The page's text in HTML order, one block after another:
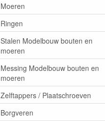
Moeren
Ringen
Stalen Modelbouw bouten en
moeren
Messing Modelbouw bouten en
moeren
Zelftappers / Plaatschroeven
Borgveren